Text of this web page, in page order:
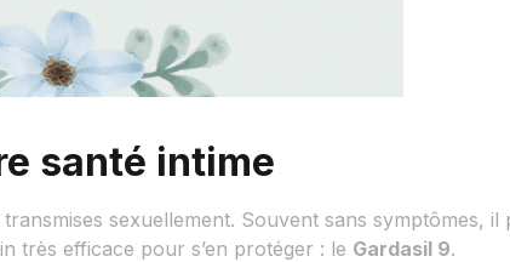
santé intime
sexuellement. Souvent sans symptômes,
très efficace pour s’en protéger : le Gardasil 9.